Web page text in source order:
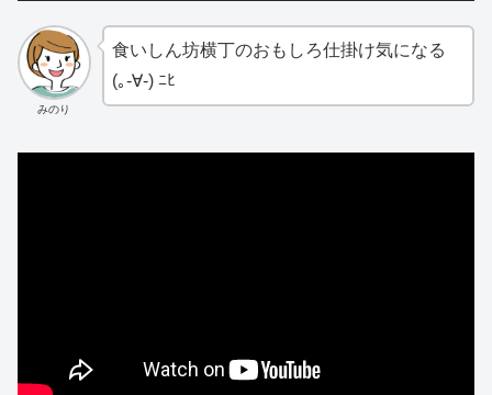
みのり
食いしん坊横丁のおもしろ仕掛け気になる
(｡-∀-) ﾆﾋ